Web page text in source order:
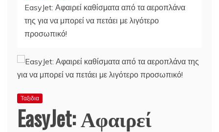
EasyJet: Αφαιρεί καθίσματα από τα αεροπλάνα
της για να μπορεί να πετάει με λιγότερο
προσωπικό!
Ταξιδια
EasyJet: Αφαιρεί